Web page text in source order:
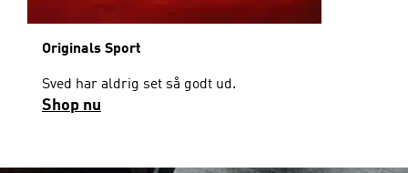
Originals Sport
Sved har aldrig set så godt ud.
Shop nu